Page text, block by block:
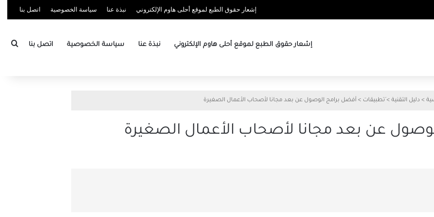
إشعار حقوق الطبع لموقع أحلى هاوم الإلكتروني نبذة عنا سياسة الخصوصية اتصل بنا
إشعار حقوق الطبع لموقع أحلى هاوم الإلكتروني نبذة عنا سياسة الخصوصية اتصل بنا
> دليل التقنية > َتطبيقات > أفضل برامج الوصول عن بعد مجانا لأصحاب الأعمال الصغيرة
عن بعد مجانا لأصحاب الأعمال الصغيرة